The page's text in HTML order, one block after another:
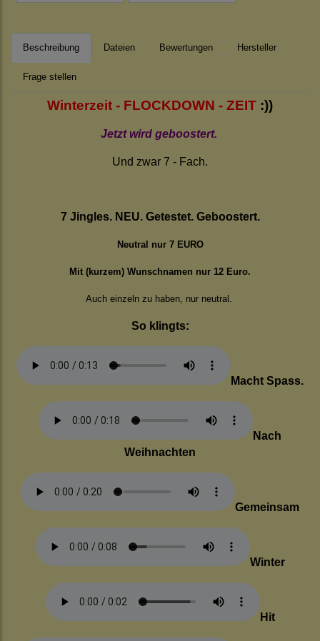
Beschreibung Dateien Bewertungen Hersteller
Frage stellen
Winterzeit - FLOCKDOWN - ZEIT :))
Jetzt wird geboostert.
Und zwar 7 - Fach.
7 Jingles. NEU. Getestet. Geboostert.
Neutral nur 7 EURO
Mit (kurzem) Wunschnamen nur 12 Euro.
Auch einzeln zu haben, nur neutral.
So klingts:
Macht Spass.
Nach
Weihnachten
Gemeinsam
Winter
Hit